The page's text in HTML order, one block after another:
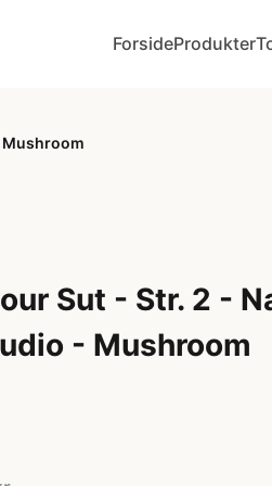
ForsideProdukter
Mushroom
Sut - Str. 2 -
- Mushroom